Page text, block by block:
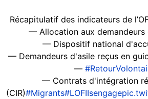
Récapitulatif des indicateurs de
— Allocation aux demandeurs
— Dispositif national
— Demandeurs d'asile reçus en
—
— Contrats d'intégration
(CIR)#Migrants#LOFIIsengage